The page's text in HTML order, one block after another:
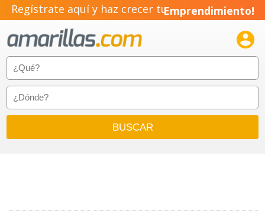
Regístrate aquí y haz crecer tuEmprendimiento!
